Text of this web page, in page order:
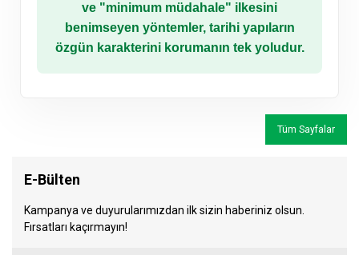
ve "minimum müdahale" ilkesini
benimseyen yöntemler, tarihi yapıların
özgün karakterini korumanın tek yoludur.
Tüm Sayfalar
E-Bülten
Kampanya ve duyurularımızdan ilk sizin haberiniz olsun.
Fırsatları kaçırmayın!